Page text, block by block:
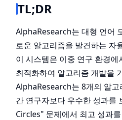
TL;DR
AlphaResearch는 대형 언어
로운 알고리즘을 발견하는 자
이 시스템은 이중 연구 환경
최적화하여 알고리즘 개발을
AlphaResearch는 8개의 알고
간 연구자보다 우수한 성과를
Circles" 문제에서 최고 성과